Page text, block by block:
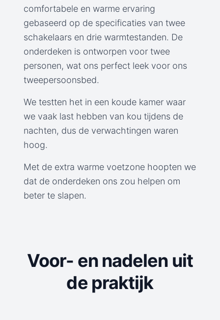
comfortabele en warme ervaring
gebaseerd op de specificaties van twee
schakelaars en drie warmtestanden. De
onderdeken is ontworpen voor twee
personen, wat ons perfect leek voor ons
tweepersoonsbed.
We testten het in een koude kamer waar
we vaak last hebben van kou tijdens de
nachten, dus de verwachtingen waren
hoog.
Met de extra warme voetzone hoopten we
dat de onderdeken ons zou helpen om
beter te slapen.
Voor- en nadelen uit
de praktijk